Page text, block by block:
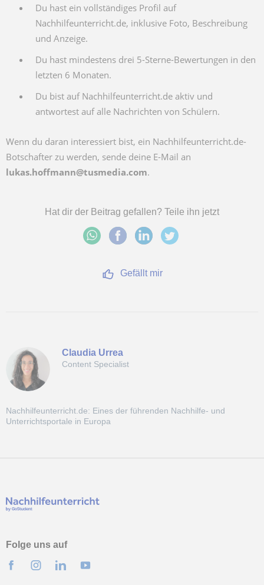
Du hast ein vollständiges Profil auf
Nachhilfeunterricht.de, inklusive Foto, Beschreibung
und Anzeige.
Du hast mindestens drei 5-Sterne-Bewertungen in den
letzten 6 Monaten.
Du bist auf Nachhilfeunterricht.de aktiv und
antwortest auf alle Nachrichten von Schülern.
Wenn du daran interessiert bist, ein Nachhilfeunterricht.de-
Botschafter zu werden, sende deine E-Mail an
lukas.hoffmann@tusmedia.com.
Hat dir der Beitrag gefallen? Teile ihn jetzt
Gefällt mir
Claudia Urrea
Content Specialist
Nachhilfeunterricht.de: Eines der führenden Nachhilfe- und
Unterrichtsportale in Europa
Folge uns auf